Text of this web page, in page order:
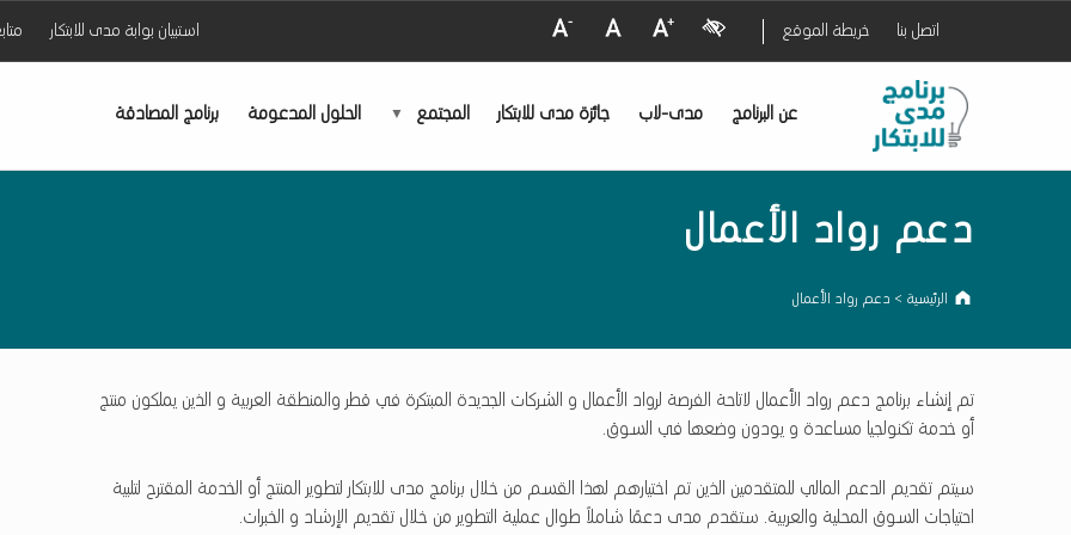
اتصل بنا خريطة الموقع
Visual Impairment
Increase Font Size
Normal Font Size
Decrease Font Size
استبيان بوابة مدى للابتكار
عن البرنامج مدى-لاب جائزة مدى للابتكار المجتمع الحلول المدعومة برنامج المصادقة
دعم رواد الأعمال
الرئيسية > دعم رواد الأعمال
تم إنشاء برنامج دعم رواد الأعمال لاتاحة الفرصة لرواد الأعمال و الشركات الجديدة المبتكرة في قطر والمنطقة العربية و الذين يملكون منتج
أو خدمة تكنولجيا مساعدة و يودون وضعها في السوق.
سيتم تقديم الدعم المالي للمتقدمين الذين تم اختيارهم لهذا القسم من خلال برنامج مدى للابتكار لتطوير المنتج أو الخدمة المقترح لتلبية
احتياجات السوق المحلية والعربية. ستقدم مدى دعمًا شاملاً طوال عملية التطوير من خلال تقديم الإرشاد و الخبرات.